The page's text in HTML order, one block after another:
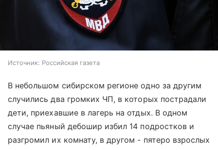
Источник: Российская газета
В небольшом сибирском регионе одно за другим
случились два громких ЧП, в которых пострадали
дети, приехавшие в лагерь на отдых. В одном
случае пьяный дебошир избил 14 подростков и
разгромил их комнату, в другом - пятеро взрослых